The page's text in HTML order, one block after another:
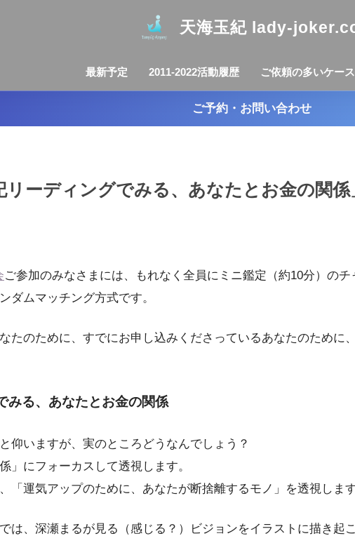
天海玉紀 lady-
最新予定 2011-2022活動履歴 ご依頼の多いケー
ご予約・お問い合わせ
ーディングでみる、あなたとお金の関係
ご参加のみなさまには、もれなく全員にミニ鑑定（約10分）の
ダムマッチング方式です。
たのために、すでにお申し込みくださっているあなたのため
みる、あなたとお金の関係
仰いますが、実のところどうなんでしょう？
」にフォーカスして透視します。
「運気アップのために、あなたが断捨離するモノ」を透視します
、深瀬まるが見る（感じる？）ビジョンをイラストに描き起